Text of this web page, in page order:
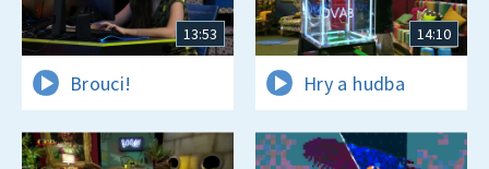
13:53
Brouci!
14:10
Hry a hudba